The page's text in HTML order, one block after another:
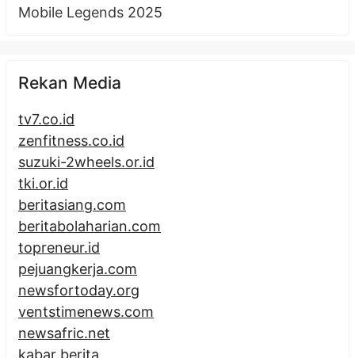
Mobile Legends 2025
Rekan Media
tv7.co.id
zenfitness.co.id
suzuki-2wheels.or.id
tki.or.id
beritasiang.com
beritabolaharian.com
topreneur.id
pejuangkerja.com
newsfortoday.org
ventstimenews.com
newsafric.net
kabar berita